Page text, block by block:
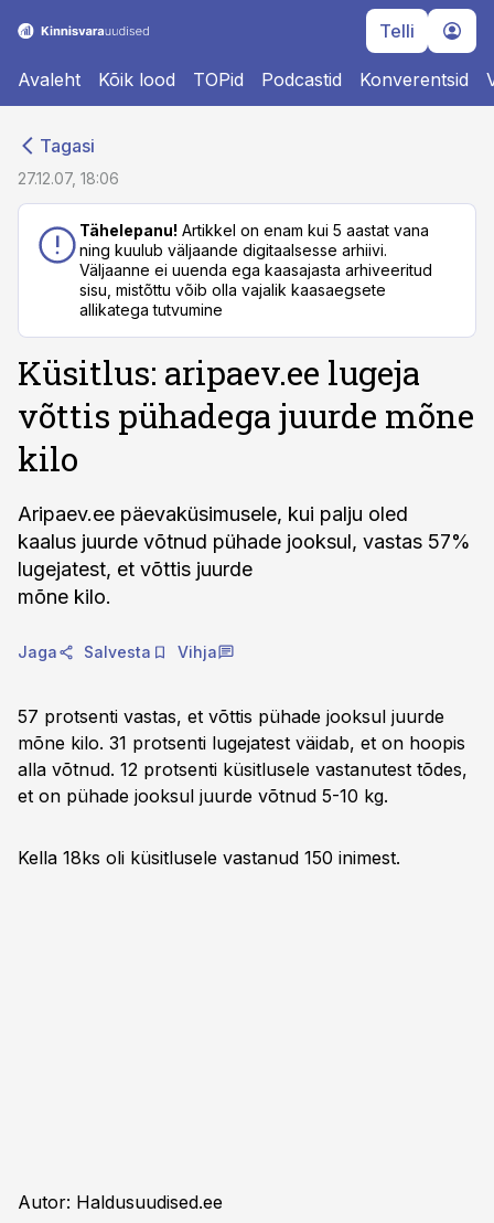
Telli
Avaleht Kõik lood TOPid Podcastid Konverentsid
Tagasi
27.12.07, 18:06
Tähelepanu! Artikkel on enam kui 5 aastat vana
ning kuulub väljaande digitaalsesse arhiivi.
Väljaanne ei uuenda ega kaasajasta arhiveeritud
sisu, mistõttu võib olla vajalik kaasaegsete
allikatega tutvumine
Küsitlus: aripaev.ee lugeja
võttis pühadega juurde mõne
kilo
Aripaev.ee päevaküsimusele, kui palju oled
kaalus juurde võtnud pühade jooksul, vastas 57%
lugejatest, et võttis juurde
mõne kilo.
Jaga Salvesta Vihja
57 protsenti vastas, et võttis pühade jooksul juurde
mõne kilo. 31 protsenti lugejatest väidab, et on hoopis
alla võtnud. 12 protsenti küsitlusele vastanutest tõdes,
et on pühade jooksul juurde võtnud 5-10 kg.
Kella 18ks oli küsitlusele vastanud 150 inimest.
Autor: Haldusuudised.ee